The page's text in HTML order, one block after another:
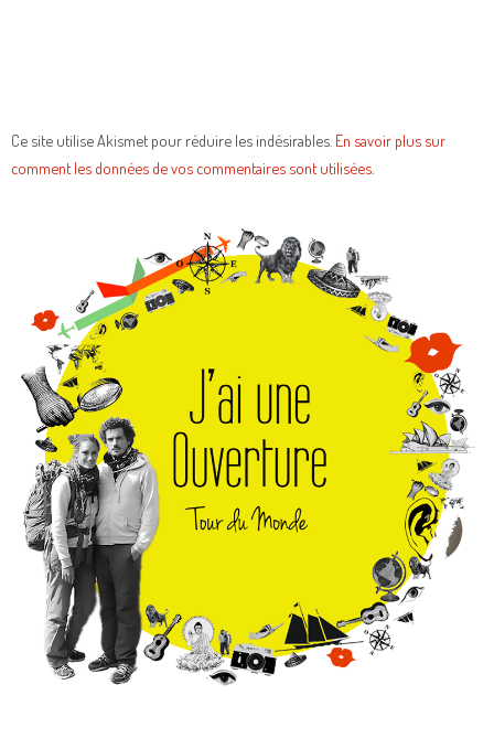
Ce site utilise Akismet pour réduire les indésirables. En savoir plus sur
comment les données de vos commentaires sont utilisées